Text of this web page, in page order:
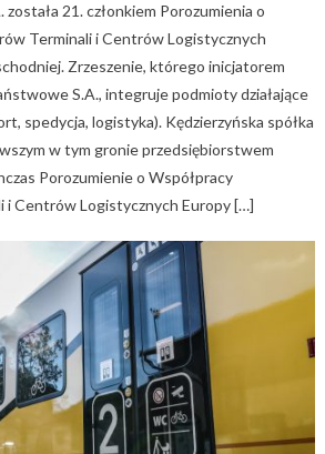
21. członkiem Porozumienia o
Terminali i Centrów Logistycznych
Zrzeszenie, którego inicjatorem
S.A., integruje podmioty działające
spedycja, logistyka). Kędzierzyńska spółka
w tym gronie przedsiębiorstwem
Porozumienie o Współpracy
i Centrów Logistycznych Europy […]